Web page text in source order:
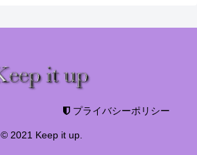
プライバシーポリシー
© 2021 Keep it up.